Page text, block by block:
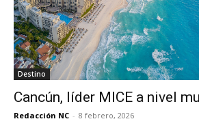
Destino
Cancún, líder MICE a nivel
Redacción NC - 8 febrero, 2026